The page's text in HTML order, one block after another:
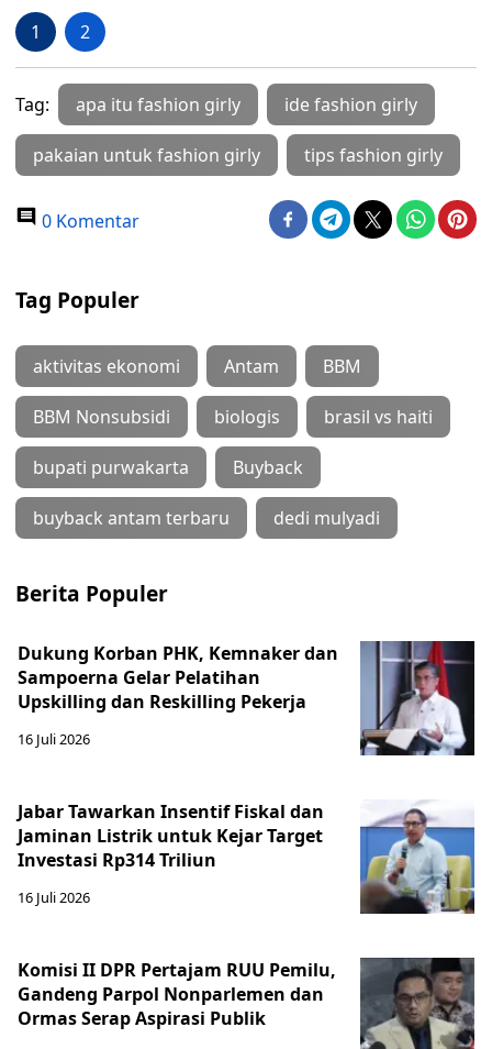
1 2
Tag: apa itu fashion girly ide fashion girly
pakaian untuk fashion girly tips fashion girly
0 Komentar
Tag Populer
aktivitas ekonomi Antam BBM
BBM Nonsubsidi biologis brasil vs haiti
bupati purwakarta Buyback
buyback antam terbaru dedi mulyadi
Berita Populer
Dukung Korban PHK, Kemnaker dan
Sampoerna Gelar Pelatihan
Upskilling dan Reskilling Pekerja
16 Juli 2026
Jabar Tawarkan Insentif Fiskal dan
Jaminan Listrik untuk Kejar Target
Investasi Rp314 Triliun
16 Juli 2026
Komisi II DPR Pertajam RUU Pemilu,
Gandeng Parpol Nonparlemen dan
Ormas Serap Aspirasi Publik